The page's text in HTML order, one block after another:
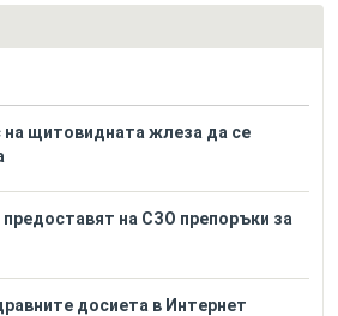
щитовидната жлеза да се
предоставят на СЗО препоръки за
досиета в Интернет